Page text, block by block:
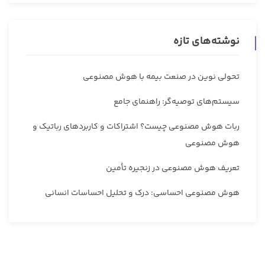
نوشته‌های تازه
تحولی نوین در صنعت بیمه با هوش مصنوعی
سیستم‌های توصیه‌گر: راهنمای جامع
ربات هوش مصنوعی چیست؟ اشتراکات و کاربردهای رباتیک و
هوش مصنوعی
تعریف هوش مصنوعی در زنجیره تأمین
هوش مصنوعی احساسی: درک و تحلیل احساسات انسانی